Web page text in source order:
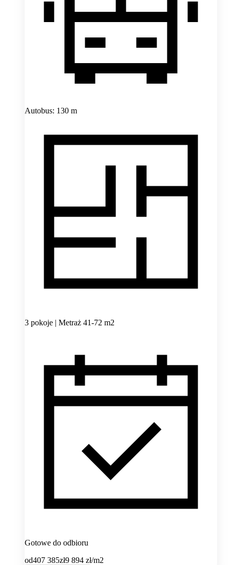
Autobus: 130 m
3 pokoje | Metraż 41-72 m2
Gotowe do odbioru
od407 385zł9 894 zł/m2